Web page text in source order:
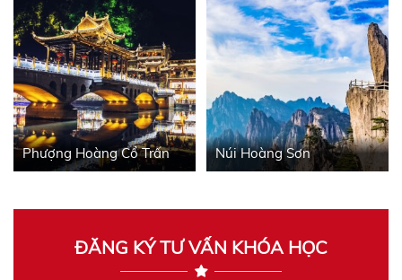
Phượng Hoàng Cổ Trấn Núi Hoàng Sơn
ĐĂNG KÝ TƯ VẤN KHÓA HỌC